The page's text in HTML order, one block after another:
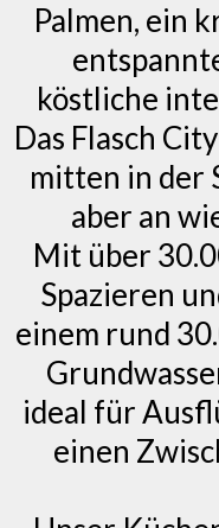
Palmen, ein
köstliche
Das Flasch
mitten in der
aber an
Mit über
Spazieren
einem rund
ideal für
einen